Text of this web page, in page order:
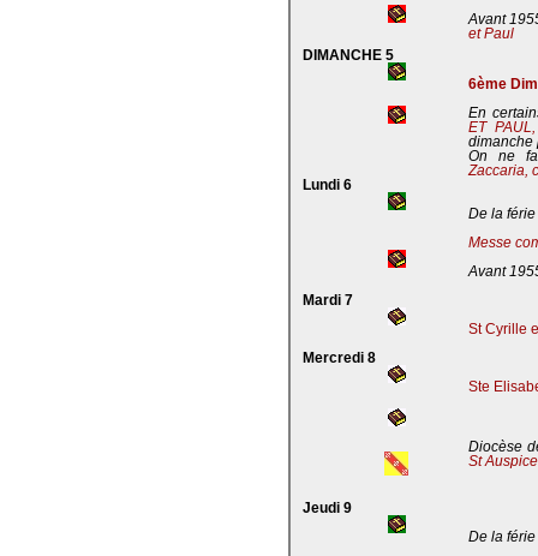
Avant
et Paul
DIMANCHE 5
6ème
En
ET
dimanche
On ne
Zaccaria,
Lundi 6
De la férie
Messe
Avant
Mardi 7
St Cyrille
Mercredi 8
Ste
Diocèse
St
Jeudi 9
De la férie